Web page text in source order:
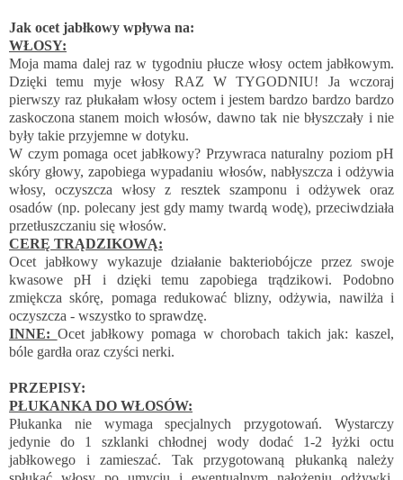
Jak ocet jabłkowy wpływa na:
WŁOSY:
Moja mama dalej raz w tygodniu płucze włosy octem jabłkowym.
Dzięki temu myje włosy RAZ W TYGODNIU! Ja wczoraj
pierwszy raz płukałam włosy octem i jestem bardzo bardzo bardzo
zaskoczona stanem moich włosów, dawno tak nie błyszczały i nie
były takie przyjemne w dotyku.
W czym pomaga ocet jabłkowy? Przywraca naturalny poziom pH
skóry głowy, zapobiega wypadaniu włosów, nabłyszcza i odżywia
włosy, oczyszcza włosy z resztek szamponu i odżywek oraz
osadów (np. polecany jest gdy mamy twardą wodę), przeciwdziała
przetłuszczaniu się włosów.
CERĘ TRĄDZIKOWĄ:
Ocet jabłkowy wykazuje działanie bakteriobójcze przez swoje
kwasowe pH i dzięki temu zapobiega trądzikowi. Podobno
zmiękcza skórę, pomaga redukować blizny, odżywia, nawilża i
oczyszcza - wszystko to sprawdzę.
INNE: Ocet jabłkowy pomaga w chorobach takich jak: kaszel,
bóle gardła oraz czyści nerki.
PRZEPISY:
PŁUKANKA DO WŁOSÓW:
Płukanka nie wymaga specjalnych przygotowań. Wystarczy
jedynie do 1 szklanki chłodnej wody dodać 1-2 łyżki octu
jabłkowego i zamieszać. Tak przygotowaną płukanką należy